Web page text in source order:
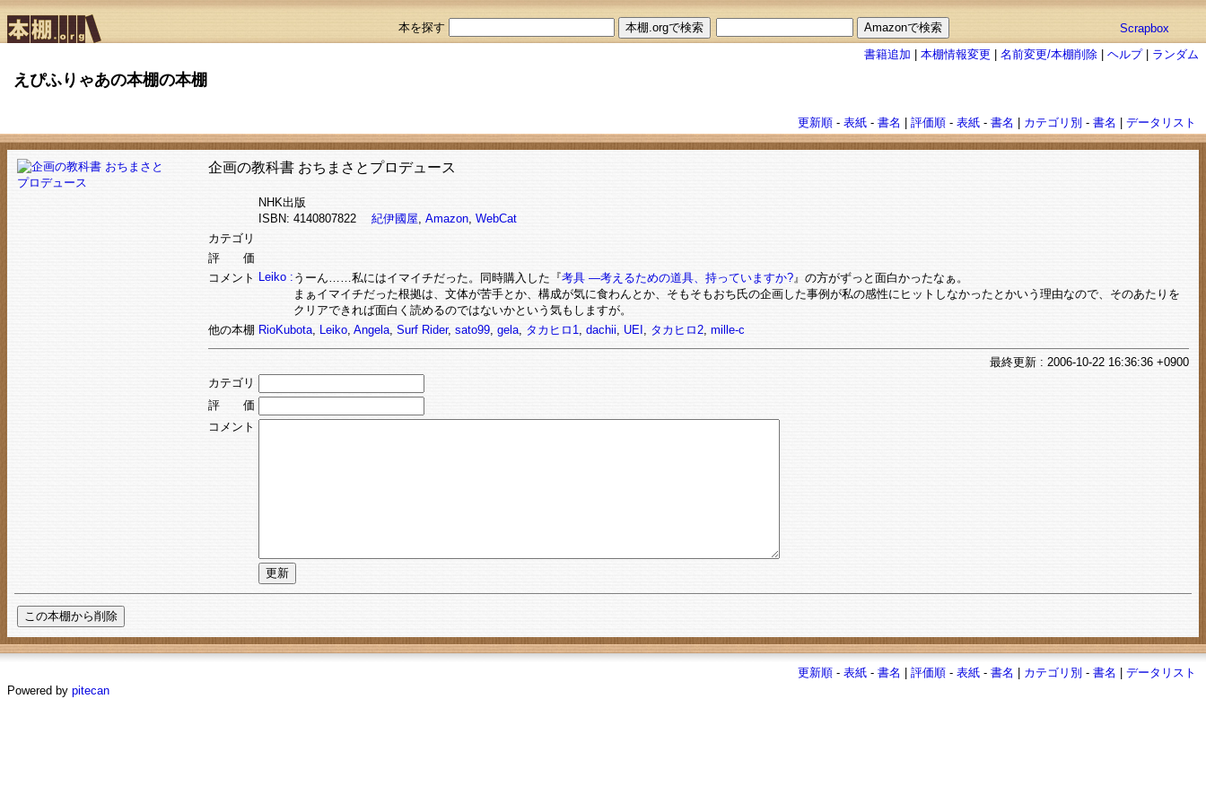
本を探す
Scrapbox
書籍追加 |本棚情報変更 |名前変更/本棚削除 |ヘルプ| ランダム
えぴふりゃあの本棚の本棚
更新順 -表紙 -書名 |評価順 -表紙 -書名 カテゴリ別 -書名 |データリスト
企画の教科書 おちまさとプロデュース
NHK出版
ISBN: 4140807822 紀伊國屋, Amazon, WebCat
カテゴリ
評 価
コメント Leiko : うーん……私にはイマイチだった。同時購入した『考具 ―考えるための道具、持っていますか?』の方がずっと面白かったなぁ。
まぁイマイチだった根拠は、文体が苦手とか、構成が気に食わんとか、そもそもおち氏の企画した事例が私の感性にヒットしなかったとかいう理由なので、そのあたりを
クリアできれば面白く読めるのではないかという気もしますが。
他の本棚 RioKubota, Leiko, Angela, Surf Rider, sato99, gela, タカヒロ1, dachii, UEI , タカヒロ2, mille-c
最終更新: 2006-10-22 16:36:36 +0900
カテゴリ
評 価
コメント
更新順 -表紙 -書名 |評価順 -表紙 -書名 カテゴリ別 -書名 |データリスト
Powered by pitecan